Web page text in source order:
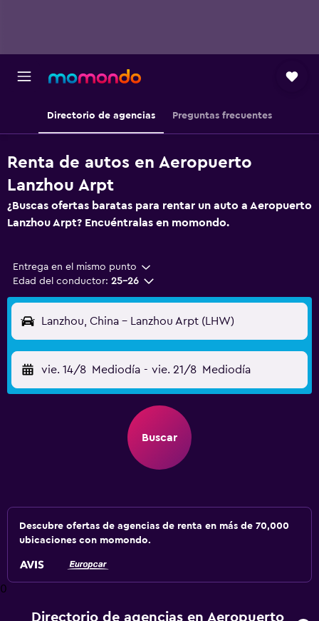
Directorio de agencias Preguntas frecuentes
Renta de autos en Aeropuerto
Lanzhou Arpt
¿Buscas ofertas baratas para rentar un auto a Aeropuerto
Lanzhou Arpt? Encuéntralas en momondo.
Entrega en el mismo punto
Edad del conductor: 25-26
Lanzhou, China - Lanzhou Arpt (LHW)
vie. 14/8 Mediodía - vie. 21/8 Mediodía
Buscar
Descubre ofertas de agencias de renta en más de 70,000
ubicaciones con momondo.
0
Directorio de agencias en Aeropuerto